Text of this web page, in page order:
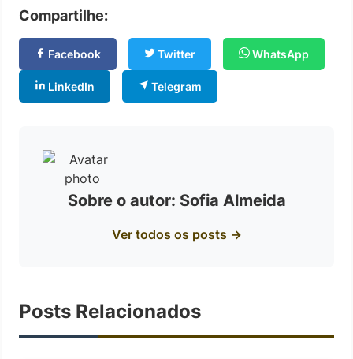
Compartilhe:
Facebook Twitter WhatsApp
LinkedIn Telegram
Sobre o autor: Sofia Almeida
Ver todos os posts →
Posts Relacionados